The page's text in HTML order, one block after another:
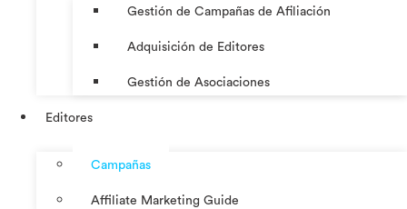
Gestión de Campañas de Afiliación
Adquisición de Editores
Gestión de Asociaciones
Editores
Campañas
Affiliate Marketing Guide